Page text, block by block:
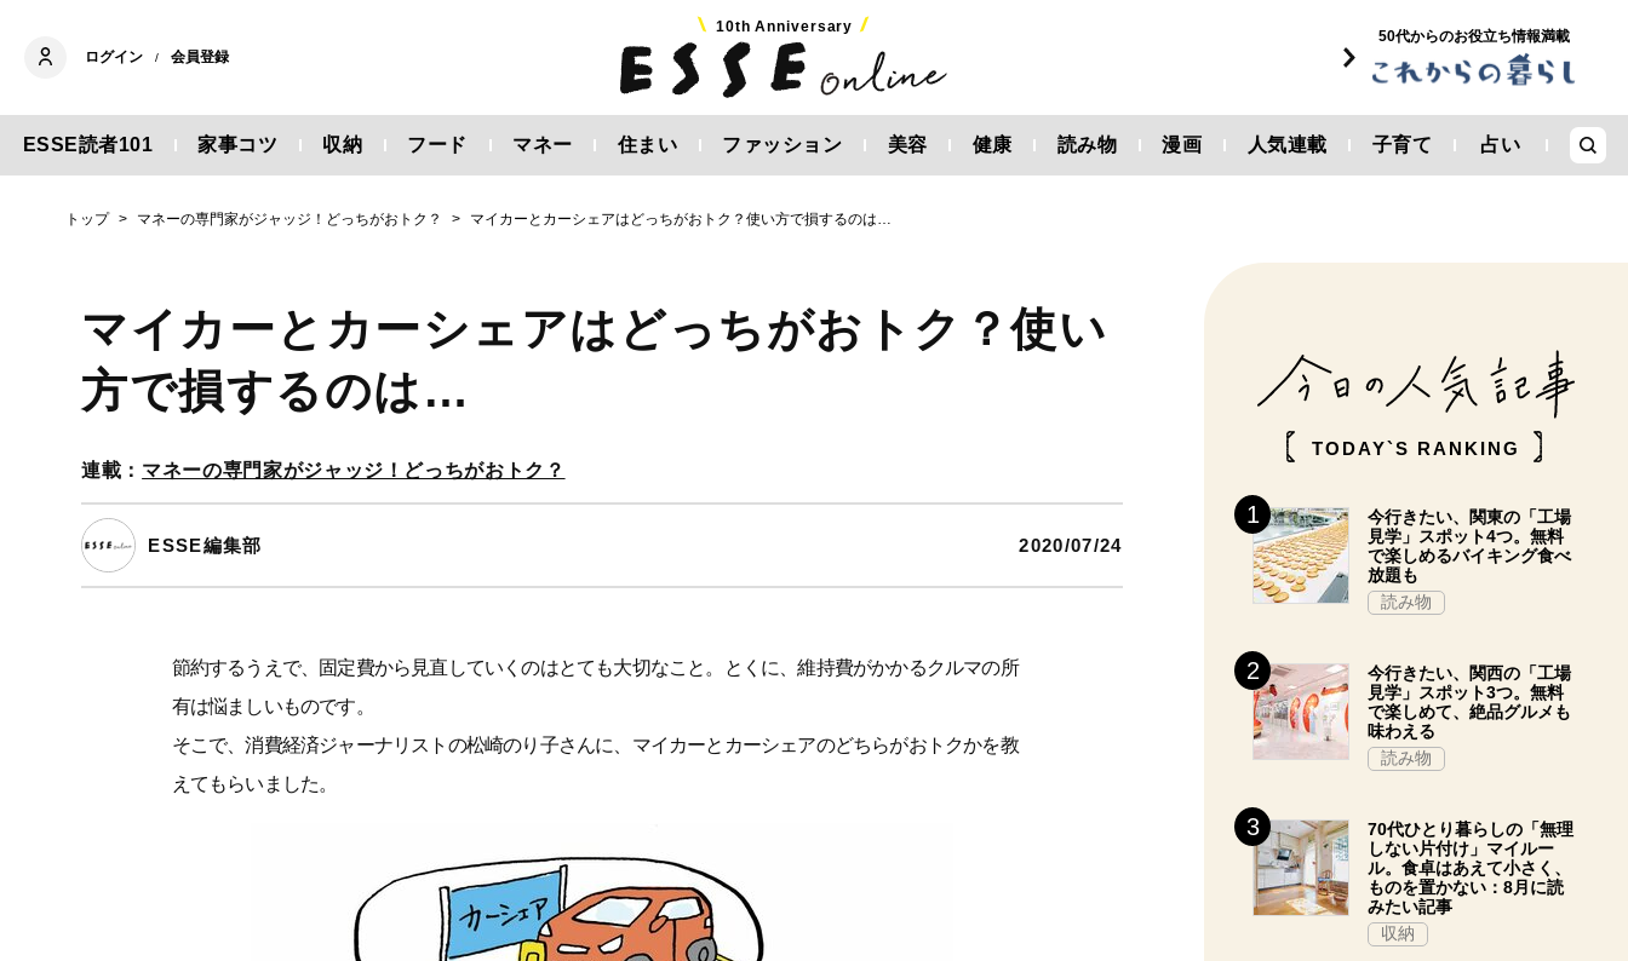
ログイン / 会員登録
10th Anniversary
50代からのお役立ち情報満載
ESSE読者101 家事コツ 収納 フード マネー 住まい ファッション 美容 健康 読み物 漫画 人気連載 子育て 占い
トップ マネーの専門家がジャッジ！どっちがおトク？ マイカーとカーシェアはどっちがおトク？使い方で損するのは…
マイカーとカーシェアはどっちがおトク？使い
方で損するのは…
連載： マネーの専門家がジャッジ！どっちがおトク？
ESSE編集部 2020/07/24
節約するうえで、固定費から見直していくのはとても大切なこと。とくに、維持費がかかるクルマの所
有は悩ましいものです。
そこで、消費経済ジャーナリストの松崎のり子さんに、マイカーとカーシェアのどちらがおトクかを教
えてもらいました。
TODAY`S RANKING
今行きたい、関東の「工場
見学」スポット4つ。無料
で楽しめるバイキング食べ
放題も
読み物
今行きたい、関西の「工場
見学」スポット3つ。無料
で楽しめて、絶品グルメも
味わえる
読み物
70代ひとり暮らしの「無理
しない片付け」マイルー
ル。食卓はあえて小さく、
ものを置かない：8月に読
みたい記事
収納